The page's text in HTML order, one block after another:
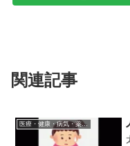
関連記事
医療・健康・病気・薬・サプリメント